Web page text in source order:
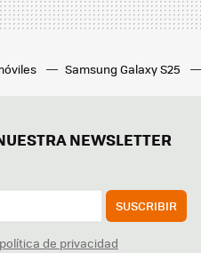
Samsung Galaxy S25
NEWSLETTER
SUSCRIBIR
política de privacidad